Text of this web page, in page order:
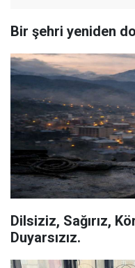
Bir şehri yeniden
Dilsiziz, Sağırız,
Duyarsızız.